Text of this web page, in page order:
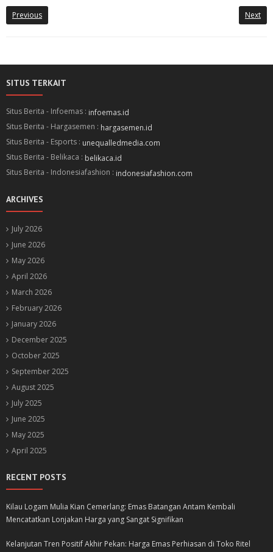
Previous Next
SITUS TERKAIT
Situs Berita - Infoemas : infoemas.id
Situs Berita - Hargasemen : hargasemen.id
Situs Berita - Esports : unequalledmedia.com
Situs Berita - Belikaca : belikaca.id
Situs Berita - Indonesiafashion : indonesiafashion.com
ARCHIVES
July 2026
June 2026
May 2026
April 2026
March 2026
February 2026
January 2026
December 2025
October 2025
September 2025
August 2025
July 2025
June 2025
May 2025
April 2025
RECENT POSTS
Kilau Logam Mulia Kian Cemerlang: Emas Batangan Antam Kembali
Mencatatkan Lonjakan Harga yang Sangat Signifikan
Kelanjutan Tren Positif Akhir Pekan: Harga Emas Perhiasan di Toko Ritel